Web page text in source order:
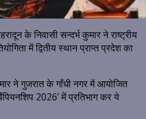
के निवासी सन्दर्भ कुमार ने राष्ट्रीय
में द्वितीय स्थान प्राप्त प्रदेश का
ने गुजरात के गाँधी नगर में आयोजित
2026’ में प्रतिभाग कर ये